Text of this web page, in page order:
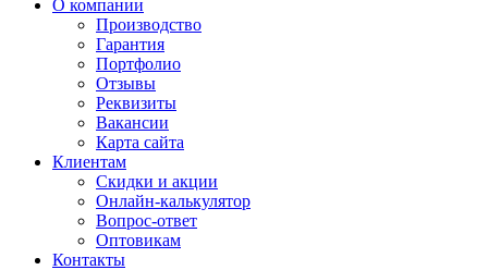
О компании
Производство
Гарантия
Портфолио
Отзывы
Реквизиты
Вакансии
Карта сайта
Клиентам
Скидки и акции
Онлайн-калькулятор
Вопрос-ответ
Оптовикам
Контакты